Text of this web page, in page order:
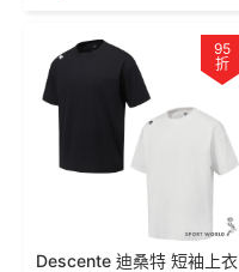
95
折
Descente 迪桑特 短袖上衣